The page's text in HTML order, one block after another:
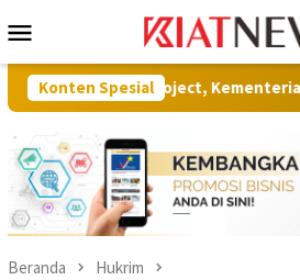
ke
Mobile
Konten Spesial
Project, Kementerian ATR/BPN Uji
Beranda Hukrim